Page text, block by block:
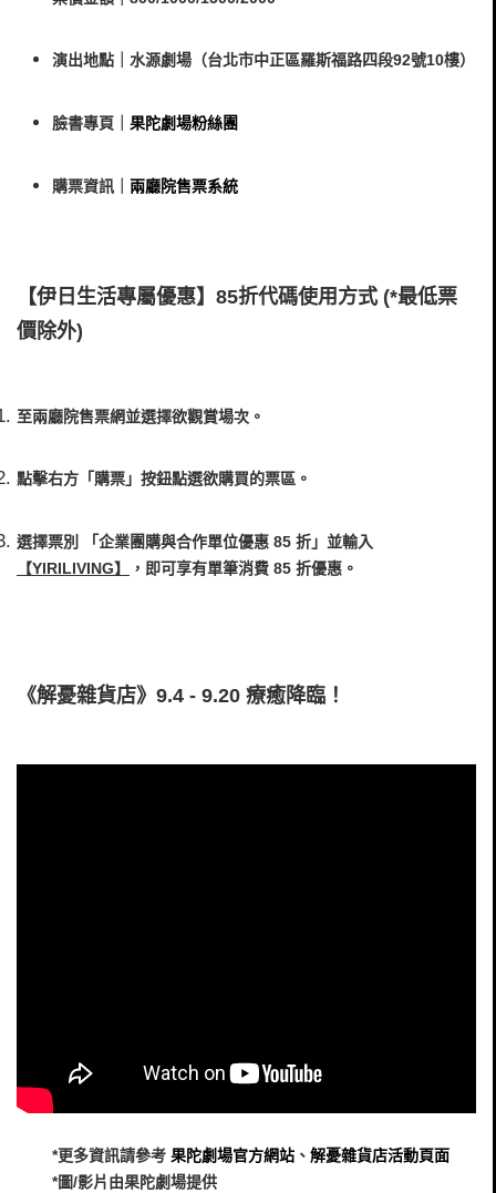
演出地點｜水源劇場（台北市中正區羅斯福路四段92號10樓）
臉書專頁｜ 果陀劇場粉絲團
購票資訊｜ 兩廳院售票系統
【伊日生活專屬優惠】85折代碼使用方式 (*最低票
價除外)
至兩廳院售票網並選擇欲觀賞場次。
點擊右方「購票」按鈕點選欲購買的票區。
選擇票別 「企業團購與合作單位優惠 85 折」並輸入
【YIRILIVING】 ，即可享有單筆消費 85 折優惠。
《解憂雜貨店》9.4 - 9.20 療癒降臨！
*更多資訊請參考 果陀劇場官方網站 、 解憂雜貨店活動頁面
*圖/影片由果陀劇場提供